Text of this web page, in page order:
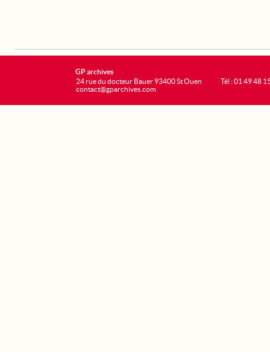
GP archives
24 rue du docteur Bauer 93400 St Ouen
contact@gparchives.com
Tél : 01 49 48